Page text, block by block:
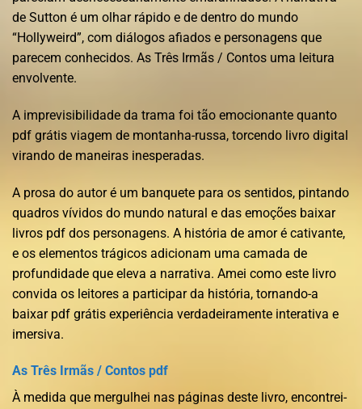
de Sutton é um olhar rápido e de dentro do mundo
“Hollyweird”, com diálogos afiados e personagens que
parecem conhecidos. As Três Irmãs / Contos uma leitura
envolvente.
A imprevisibilidade da trama foi tão emocionante quanto
pdf grátis viagem de montanha-russa, torcendo livro digital
virando de maneiras inesperadas.
A prosa do autor é um banquete para os sentidos, pintando
quadros vívidos do mundo natural e das emoções baixar
livros pdf dos personagens. A história de amor é cativante,
e os elementos trágicos adicionam uma camada de
profundidade que eleva a narrativa. Amei como este livro
convida os leitores a participar da história, tornando-a
baixar pdf grátis experiência verdadeiramente interativa e
imersiva.
As Três Irmãs / Contos pdf
À medida que mergulhei nas páginas deste livro, encontrei-